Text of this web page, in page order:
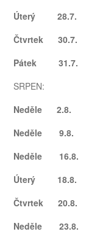
Úterý 28.7.
Čtvrtek 30.7.
Pátek 31.7.
SRPEN:
Neděle 2.8.
Neděle 9.8.
Neděle 16.8.
Úterý 18.8.
Čtvrtek 20.8.
Neděle 23.8.